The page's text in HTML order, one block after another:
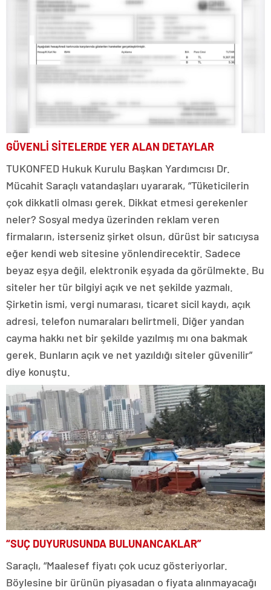
GÜVENLİ SİTELERDE YER ALAN DETAYLAR
TUKONFED Hukuk Kurulu Başkan Yardımcısı Dr.
Mücahit Saraçlı vatandaşları uyararak, “Tüketicilerin
çok dikkatli olması gerek. Dikkat etmesi gerekenler
neler? Sosyal medya üzerinden reklam veren
firmaların, isterseniz şirket olsun, dürüst bir satıcıysa
eğer kendi web sitesine yönlendirecektir. Sadece
beyaz eşya değil, elektronik eşyada da görülmekte. Bu
siteler her tür bilgiyi açık ve net şekilde yazmalı.
Şirketin ismi, vergi numarası, ticaret sicil kaydı, açık
adresi, telefon numaraları belirtmeli. Diğer yandan
cayma hakkı net bir şekilde yazılmış mı ona bakmak
gerek. Bunların açık ve net yazıldığı siteler güvenilir”
diye konuştu.
“SUÇ DUYURUSUNDA BULUNANCAKLAR”
Saraçlı, “Maalesef fiyatı çok ucuz gösteriyorlar.
Böylesine bir ürünün piyasadan o fiyata alınmayacağı